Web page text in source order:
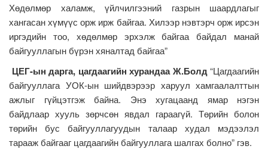
Хөдөлмөр халамж, үйлчилгээний газрын шаардлагыг
хангасан хүмүүс орж ирж байгаа. Хилээр нэвтэрч орж ирсэн
иргэдийн тоо, хөдөлмөр эрхэлж байгаа байдал манай
байгууллагын бүрэн хяналтад байгаа”
ЦЕГ-ын дарга, цагдаагийн хурандаа Ж.Болд “Цагдаагийн
байгууллага УОК-ын шийдвэрээр харуул хамгаалалттын
ажлыг гүйцэтгэж байна. Энэ хугацаанд ямар нэгэн
байдлаар хууль зөрчсөн явдал гараагүй. Төрийн болон
төрийн бус байгууллагуудын талаар худал мэдээлэл
тарааж байгааг цагдаагийн байгууллага шалгах болно” гэв.